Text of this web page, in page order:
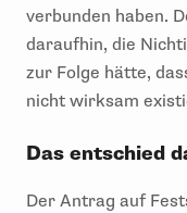
verbunden haben.
daraufhin, die
zur Folge hätte,
nicht wirksam
Das entschied
Der Antrag auf